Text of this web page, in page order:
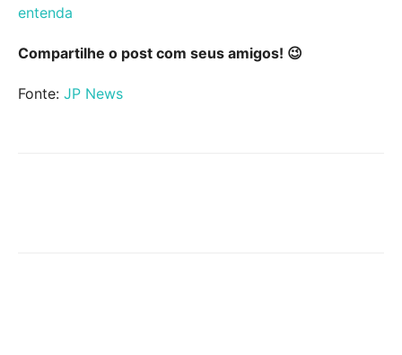
entenda
Compartilhe o post com seus amigos! 😉
Fonte: JP News